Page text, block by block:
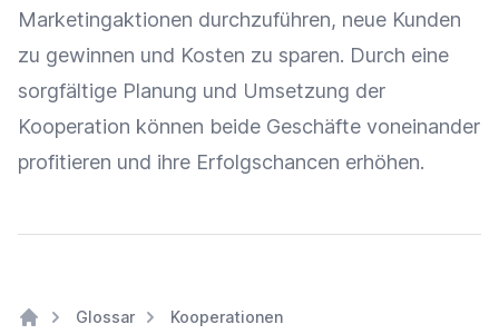
Marketingaktionen durchzuführen, neue Kunden
zu gewinnen und Kosten zu sparen. Durch eine
sorgfältige Planung und Umsetzung der
Kooperation können beide Geschäfte voneinander
profitieren und ihre Erfolgschancen erhöhen.
Glossar Kooperationen